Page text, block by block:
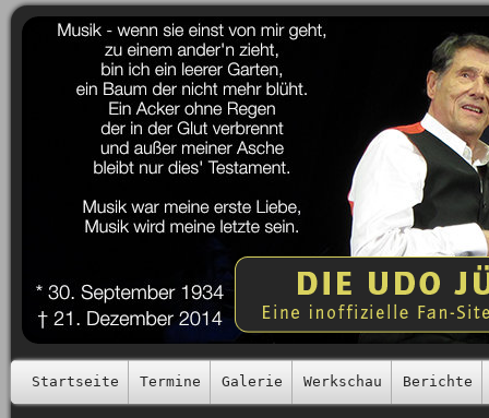
Startseite Termine Galerie Werkschau Berichte